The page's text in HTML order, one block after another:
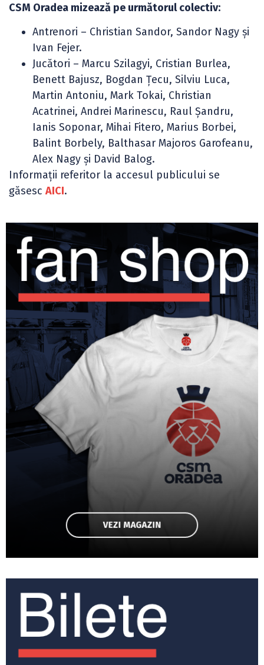
CSM Oradea mizează pe următorul colectiv:
Antrenori – Christian Sandor, Sandor Nagy și
Ivan Fejer.
Jucători – Marcu Szilagyi, Cristian Burlea,
Benett Bajusz, Bogdan Țecu, Silviu Luca,
Martin Antoniu, Mark Tokai, Christian
Acatrinei, Andrei Marinescu, Raul Șandru,
Ianis Soponar, Mihai Fitero, Marius Borbei,
Balint Borbely, Balthasar Majoros Garofeanu,
Alex Nagy și David Balog.
Informații referitor la accesul publicului se
găsesc AICI.